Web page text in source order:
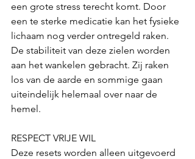
een grote stress terecht komt. Door
een te sterke medicatie kan het fysieke
lichaam nog verder ontregeld raken.
De stabiliteit van deze zielen worden
aan het wankelen gebracht. Zij raken
los van de aarde en sommige gaan
uiteindelijk helemaal over naar de
hemel.
RESPECT VRIJE WIL
Deze resets worden alleen uitgevoerd